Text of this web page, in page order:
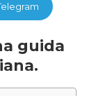
guida